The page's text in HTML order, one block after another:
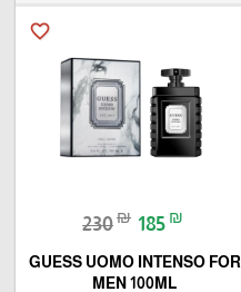
favorite_border
230₪ 185 ₪
GUESS UOMO INTENSO FOR
MEN 100ML